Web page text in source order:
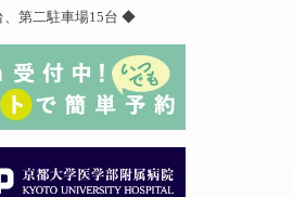
第二駐車場15台 ◆